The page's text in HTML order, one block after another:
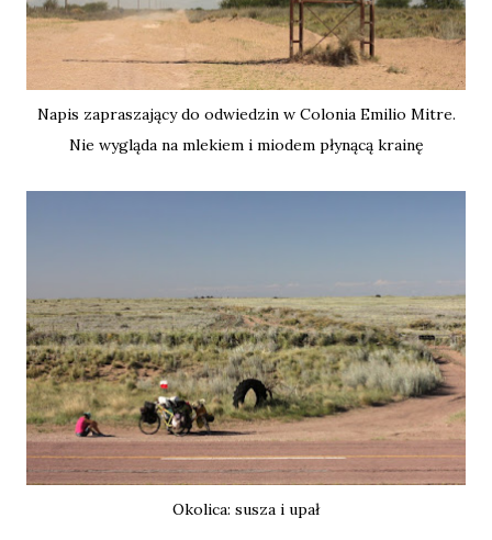
Napis zapraszający do odwiedzin w Colonia Emilio Mitre.
Nie wygląda na mlekiem i miodem płynącą krainę
Okolica: susza i upał